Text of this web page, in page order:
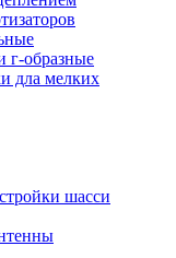
г-образные
дла мелких
шасси